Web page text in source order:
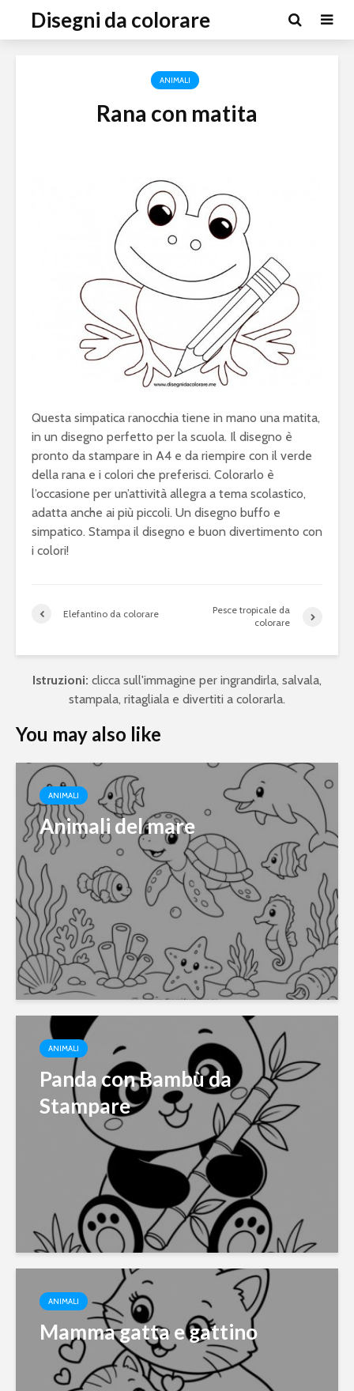
Disegni da colorare
ANIMALI
Rana con matita
Questa simpatica ranocchia tiene in mano una matita,
in un disegno perfetto per la scuola. Il disegno è
pronto da stampare in A4 e da riempire con il verde
della rana e i colori che preferisci. Colorarlo è
l’occasione per un’attività allegra a tema scolastico,
adatta anche ai più piccoli. Un disegno buffo e
simpatico. Stampa il disegno e buon divertimento con
i colori!
Elefantino da colorare
Pesce tropicale da
colorare
Istruzioni: clicca sull'immagine per ingrandirla, salvala,
stampala, ritagliala e divertiti a colorarla.
You may also like
ANIMALI
Animali del mare
ANIMALI
Panda con Bambù da
Stampare
ANIMALI
Mamma gatta e gattino